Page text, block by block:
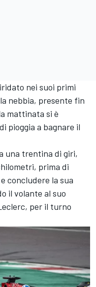
nei suoi primi
nebbia, presente fin
mattinata si è
pioggia a bagnare il
una trentina di giri,
, prima di
concludere la sua
il volante al suo
per il turno